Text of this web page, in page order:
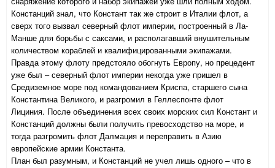
Констанций знал, что Констант так же строит в Италии флот, а
сверх того вызвал северный флот империи, построенный в Ла-
Манше для борьбы с саксами, и располагавший внушительным
количеством кораблей и квалифицированными экипажами.
Правда этому флоту предстояло обогнуть Европу, но прецедент
уже был – северный флот империи некогда уже пришел в
Средиземное море под командованием Криспа, старшего сына
Константина Великого, и разгромил в Геллеспонте флот
Лициния. После объединения всех своих морских сил Констант и
Констанций должны были получить превосходство на море, и
тогда разгромить флот Далмация и переправить в Азию
европейские армии Константа.
План был разумным, и Констанций не учел лишь одного – что в